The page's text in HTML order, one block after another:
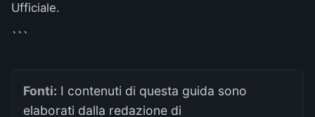
Ufficiale.
```
Fonti: I contenuti di questa guida sono
elaborati dalla redazione di